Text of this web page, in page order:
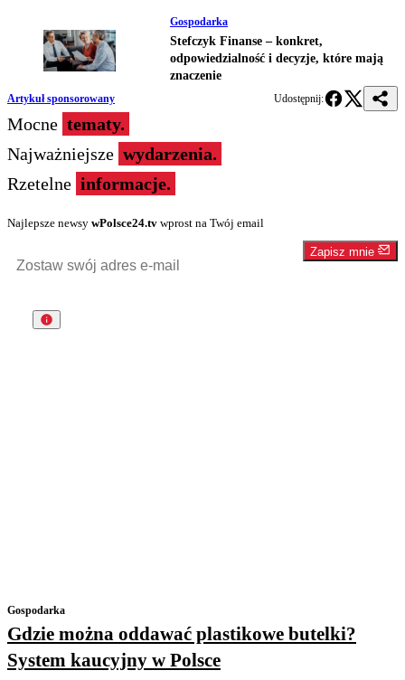
Gospodarka
Stefczyk Finanse – konkret,
odpowiedzialność i decyzje, które mają
znaczenie
Artykuł sponsorowany Udostępnij:
Mocne tematy.
Najważniejsze wydarzenia.
Rzetelne informacje.
Najlepsze newsy wPolsce24.tv wprost na Twój email
Zapisz mnie
Gospodarka
Gdzie można oddawać plastikowe butelki?
System kaucyjny w Polsce